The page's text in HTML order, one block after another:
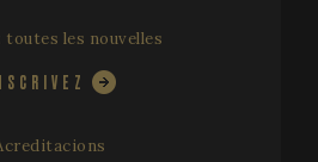
toutes les nouvelles